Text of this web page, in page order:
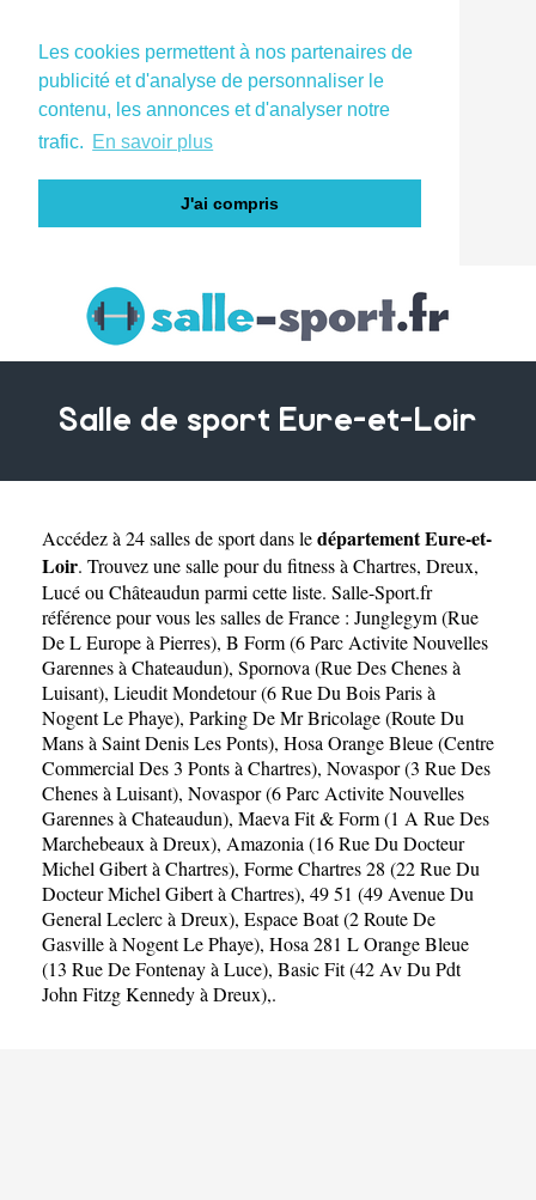
Les cookies permettent à nos partenaires de
publicité et d'analyse de personnaliser le
contenu, les annonces et d'analyser notre
trafic. En savoir plus
J'ai compris
Salle de sport Eure-et-Loir
Accédez à 24 salles de sport dans ledépartement Eure-et-
Loir. Trouvez une salle pour du fitness à Chartres, Dreux,
Lucéou Châteaudun parmi cette liste. Salle-Sport.fr
référence pour vous les salles de France : Junglegym (Rue
De L Europe à Pierres), B Form (6 Parc Activite Nouvelles
Garennes à Chateaudun), Spornova (Rue Des Chenes à
Luisant), Lieudit Mondetour (6 Rue Du Bois Paris à
Nogent Le Phaye), Parking De Mr Bricolage (Route Du
Mans à Saint Denis Les Ponts), Hosa Orange Bleue (Centre
Commercial Des 3 Ponts à Chartres), Novaspor (3 Rue Des
Chenes à Luisant), Novaspor (6 Parc Activite Nouvelles
Garennes à Chateaudun), Maeva Fit & Form (1 A Rue Des
Marchebeaux à Dreux), Amazonia (16 Rue Du Docteur
Michel Gibert à Chartres), Forme Chartres 28 (22 Rue Du
Docteur Michel Gibert à Chartres), 49 51 (49 Avenue Du
General Leclerc à Dreux), Espace Boat (2 Route De
Gasville à Nogent Le Phaye), Hosa 281 L Orange Bleue
(13 Rue De Fontenay à Luce), Basic Fit (42 Av Du Pdt
John Fitzg Kennedy à Dreux),.